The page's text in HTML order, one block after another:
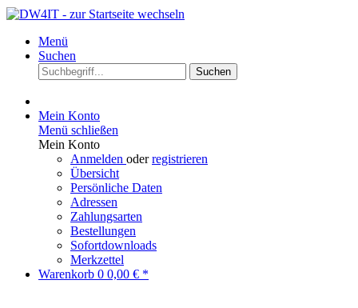
Menü
Suchen
Suchen
Mein Konto
Menü schließen
Mein Konto
Anmelden oderregistrieren
Übersicht
Persönliche Daten
Adressen
Zahlungsarten
Bestellungen
Sofortdownloads
Merkzettel
Warenkorb 0 0,00 € *